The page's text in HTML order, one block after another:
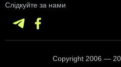
Слідкуйте за нами
Copyright 2006 —